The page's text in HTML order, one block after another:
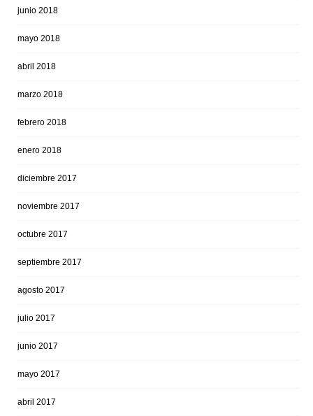
junio 2018
mayo 2018
abril 2018
marzo 2018
febrero 2018
enero 2018
diciembre 2017
noviembre 2017
octubre 2017
septiembre 2017
agosto 2017
julio 2017
junio 2017
mayo 2017
abril 2017